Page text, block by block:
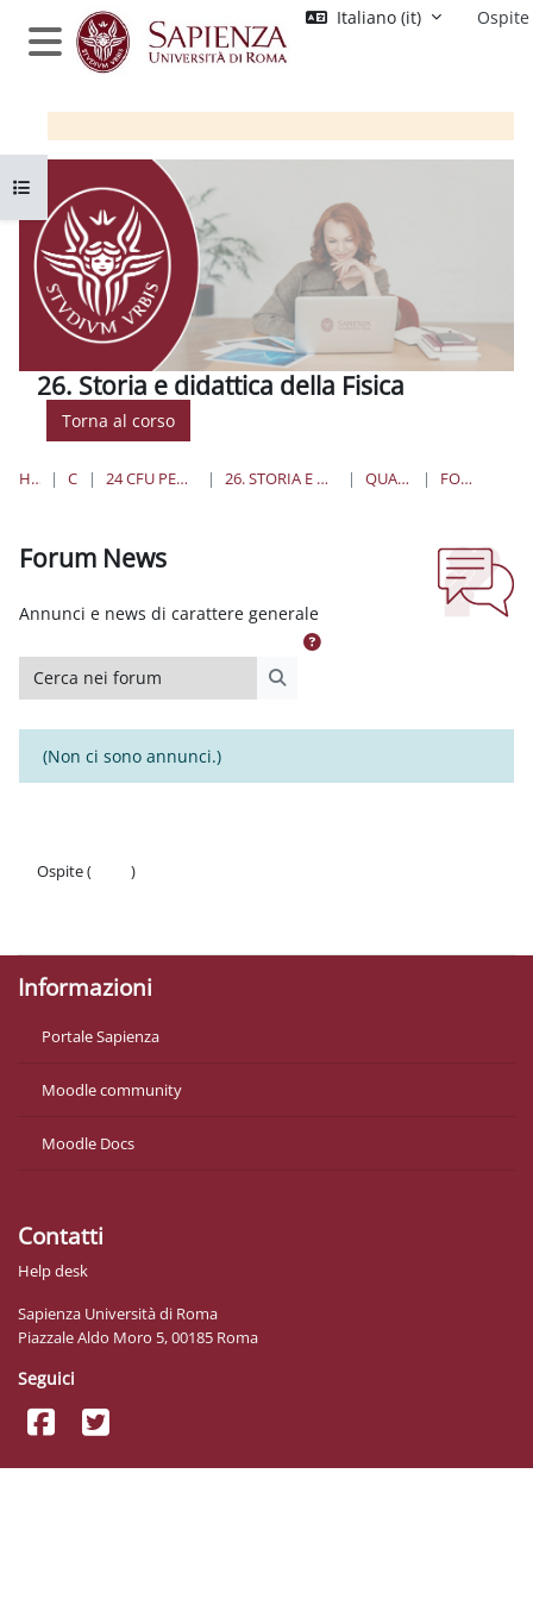
Vai al contenuto principale
Pannello laterale
Italiano ‎(it)‎ Ospite
26. Storia e didattica della Fisica
Torna al corso
HOME 24 CFU PER L'INSEGNAMENTO 26. STORIA E DIDATTICA DELLA FISICA QUANDO E DOVE FORUM NEWS
Apri indice del corso
Forum News
Annunci e news di carattere generale
Cerca nei forum
(Non ci sono annunci.)
Ospite (
)
Informazioni
Portale Sapienza
Moodle community
Moodle Docs
Contatti
Help desk
Sapienza Università di Roma
Piazzale Aldo Moro 5, 00185 Roma
Seguici